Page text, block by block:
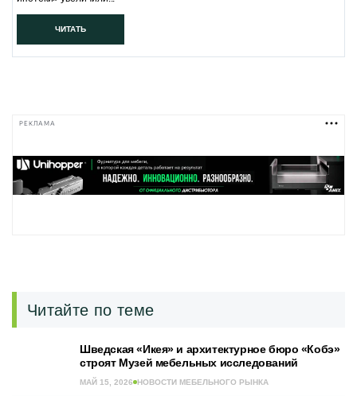
ЧИТАТЬ
РЕКЛАМА
Читайте по теме
Шведская «Икея» и архитектурное бюро «Кобэ»
строят Музей мебельных исследований
МАЙ 15, 2026 НОВОСТИ МЕБЕЛЬНОГО РЫНКА